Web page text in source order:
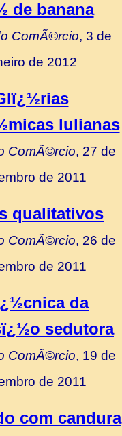
de banana
ComÃ©rcio, 3 de
de 2012
lulianas
ComÃ©rcio, 27 de
de 2011
qualitativos
ComÃ©rcio, 26 de
de 2011
da
sedutora
ComÃ©rcio, 19 de
de 2011
com candura